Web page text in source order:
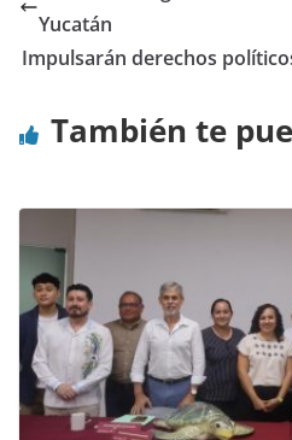
Yucatán
Impulsarán derechos
También te